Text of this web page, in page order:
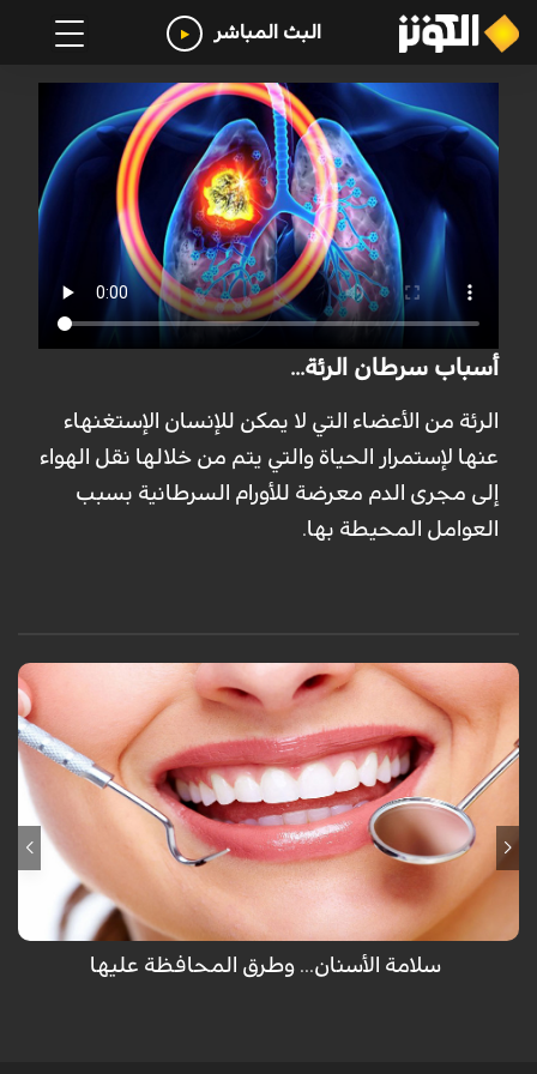
البث المباشر
أسباب سرطان الرئة...
الرئة من الأعضاء التي لا يمكن للإنسان الإستغنهاء
عنها لإستمرار الحياة والتي يتم من خلالها نقل الهواء
إلى مجرى الدم معرضة للأورام السرطانية بسبب
العوامل المحيطة بها.
لم يهب الله عضو للإنسان مرتين سوى الأسنان والتي تظهر للمرة الأولى كأسنان
لبنية ثم تسقط ويخرج مكانها أسناننا العادية ولكن تفريش الأسنان كل يوم غير
كافي للمحافظة عليها ولكن هناك طرق أخرى يجب إتباعها.
سلامة الأسنان... وطرق المحافظة عليها